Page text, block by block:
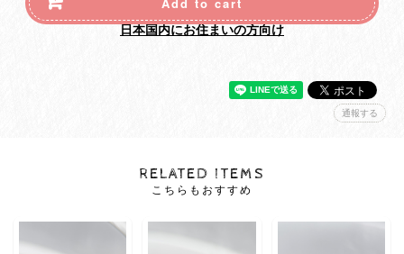
日本国内にお住まいの方向け
通報する
RELATED ITEMS
こちらもおすすめ